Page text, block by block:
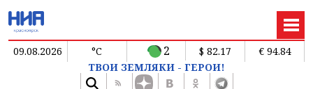
09.08.2026 °C 2 $ 82.17
€ 94.84
ТВОИ ЗЕМЛЯКИ - ГЕРОИ!